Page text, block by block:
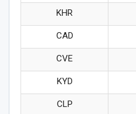
KHR
CAD
CVE
KYD
CLP